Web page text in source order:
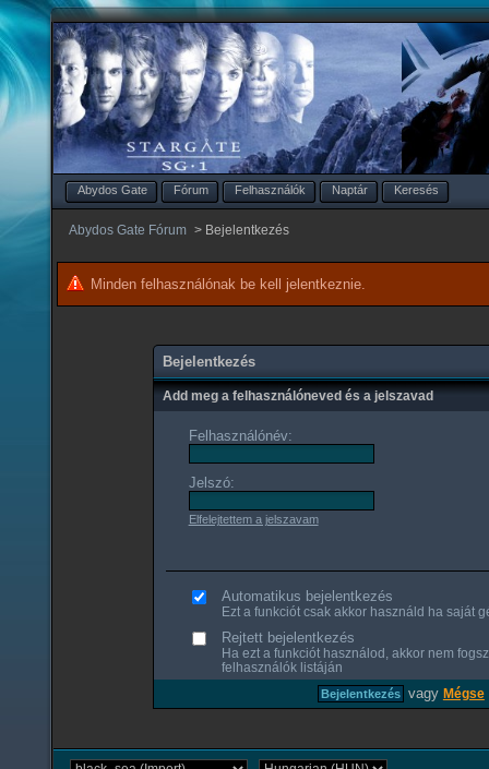
Abydos Gate Fórum Felhasználók Naptár Keresés
Abydos Gate Fórum > Bejelentkezés
Minden felhasználónak be kell jelentkeznie.
Bejelentkezés
Add meg a felhasználóneved és a jelszavad
Felhasználónév:
Jelszó:
Elfelejtettem a jelszavam
Automatikus bejelentkezés
Ezt a funkciót csak akkor használd ha saját
Rejtett bejelentkezés
Ha ezt a funkciót használod, akkor nem
felhasználók listáján
vagy Mégse